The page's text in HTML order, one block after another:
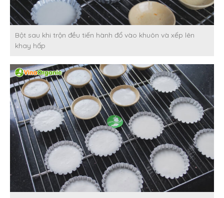
Bột sau khi trộn đều tiến hành đổ vào khuôn và xếp lên
khay hấp